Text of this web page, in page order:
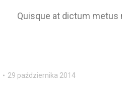
Quisque at dictum metus
29 października 2014